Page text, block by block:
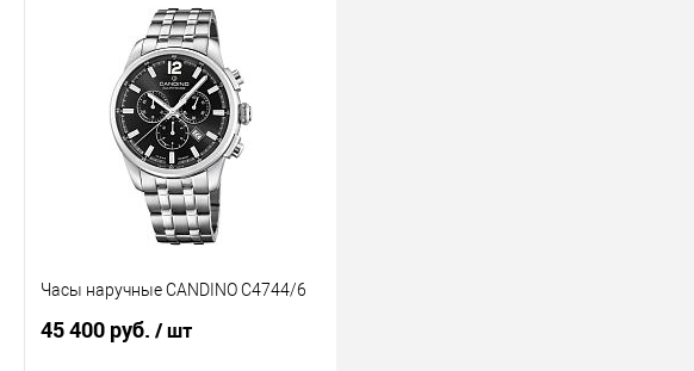
Часы наручные CANDINO C4744/6
45 400 руб. / шт